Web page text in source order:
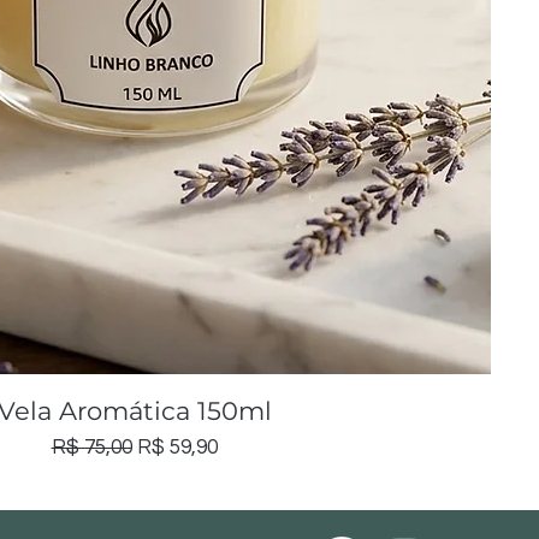
Visualização rápida
Aromática 150ml
Preço normal
R$ 75,00 Preço promocional
R$ 59,90